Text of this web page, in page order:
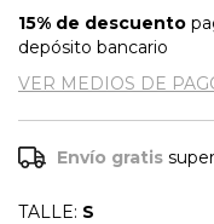
15% de descuento
depósito bancario
VER MEDIOS DE
Envío gratis
TALLE: S